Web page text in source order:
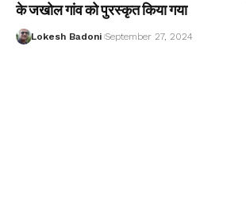
के जखोल गांव को पुरस्कृत किया गया
Lokesh Badoni September 27, 2024